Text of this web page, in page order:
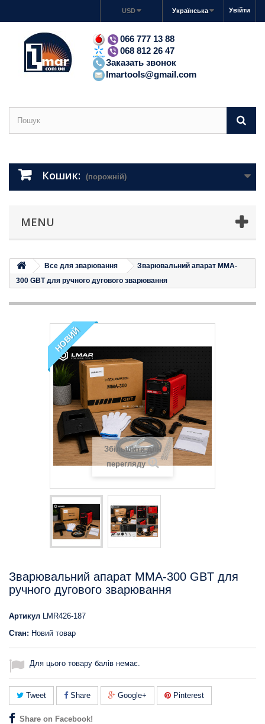
Увійти
Українська
USD
066 777 13 88
068 812 26 47
Заказать звонок
lmartools@gmail.com
Кошик: (порожній)
MENU
Все для зварювання
Зварювальний апарат MMA-
300 GBT для ручного дугового зварювання
НОВИЙ
Збільшити для
перегляду
Зварювальний апарат MMA-300 GBT для
ручного дугового зварювання
Артикул LMR426-187
Стан: Новий товар
Для цього товару балів немає.
Tweet Share Google+ Pinterest
Share on Facebook!